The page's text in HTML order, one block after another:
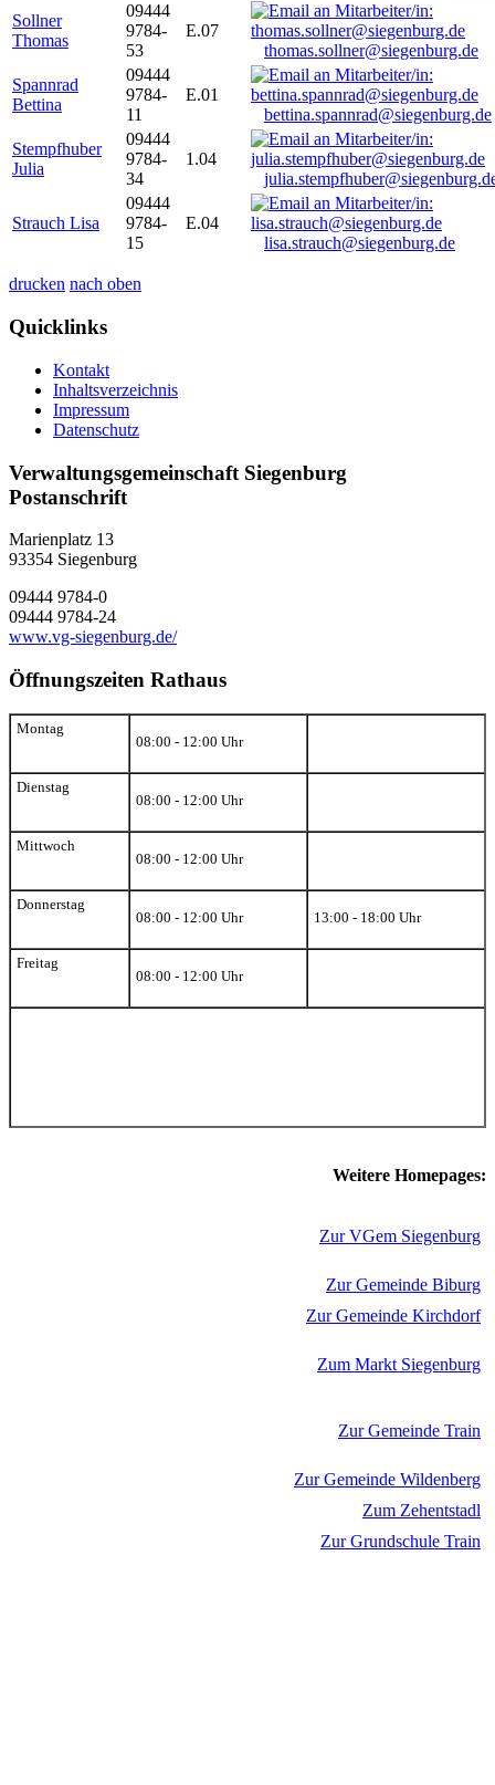
Sollner
Thomas
09444
9784-
53
E.07
thomas.sollner@siegenburg.de
Spannrad
Bettina
09444
9784-
11
E.01
bettina.spannrad@siegenburg.de
Stempfhuber
Julia
09444
9784-
34
1.04
Strauch Lisa
09444
9784-
15
E.04
lisa.strauch@siegenburg.de
drucken nach oben
Quicklinks
Kontakt
Inhaltsverzeichnis
Impressum
Datenschutz
Verwaltungsgemeinschaft Siegenburg
Postanschrift
Marienplatz 13
93354 Siegenburg
09444 9784-0
09444 9784-24
www.vg-siegenburg.de/
Öffnungszeiten Rathaus
Montag
08:00 - 12:00 Uhr
Dienstag
08:00 - 12:00 Uhr
Mittwoch
08:00 - 12:00 Uhr
Donnerstag
08:00 - 12:00 Uhr
13:00 - 18:00 Uhr
Freitag
08:00 - 12:00 Uhr
Weitere Homepages:
Zur VGem Siegenburg
Zur Gemeinde Biburg
Zur Gemeinde Kirchdorf
Zum Markt Siegenburg
Zur Gemeinde Train
Zur Gemeinde Wildenberg
Zum Zehentstadl
Zur Grundschule Train